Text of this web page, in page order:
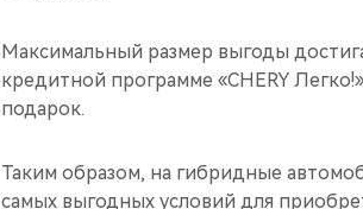
Максимальный размер выгоды
кредитной программе «CHERY
подарок.
Таким образом, на гибридные
самых выгодных условий для